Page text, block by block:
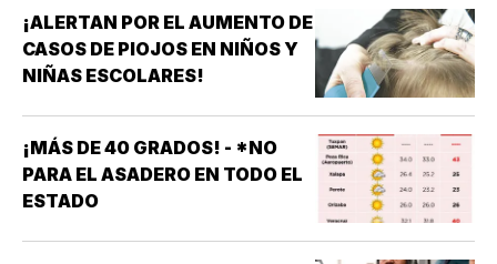
¡ALERTAN POR EL AUMENTO DE
CASOS DE PIOJOS EN NIÑOS Y
NIÑAS ESCOLARES!
¡MÁS DE 40 GRADOS! - *NO
PARA EL ASADERO EN TODO EL
ESTADO